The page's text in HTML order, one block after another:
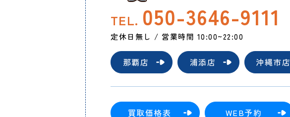
TEL. 050-3646-9111
定休日無し / 営業時間 10:00~22:00
那覇店 浦添店 沖縄市店
買取価格表 WEB予約